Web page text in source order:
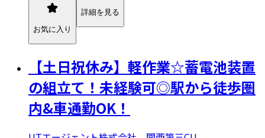
お気に入り
詳細を見る
【土日祝休み】軽作業☆蓄電池装置
の組立て！未経験可◎駅から徒歩圏
内&車通勤OK！